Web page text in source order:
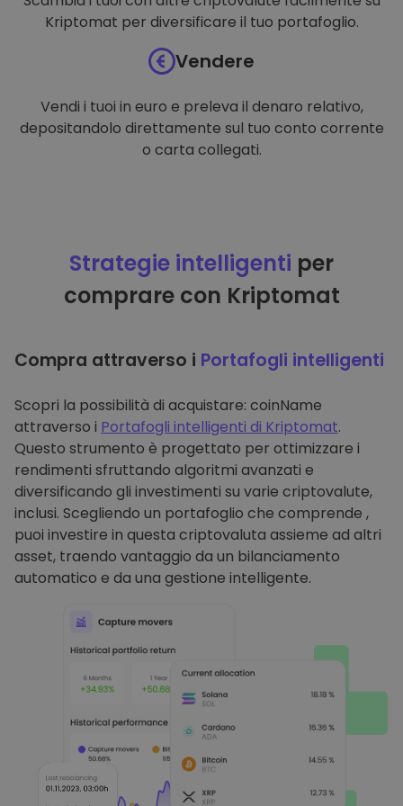
Kriptomat per diversificare il tuo portafoglio.
Vendere
Vendi i tuoi in euro e preleva il denaro relativo,
depositandolo direttamente sul tuo conto corrente
o carta collegati.
Strategie intelligenti per
comprare con Kriptomat
Compra attraverso i Portafogli intelligenti
Scopri la possibilità di acquistare: coinName
attraverso i Portafogli intelligenti di Kriptomat.
Questo strumento è progettato per ottimizzare i
rendimenti sfruttando algoritmi avanzati e
diversificando gli investimenti su varie criptovalute,
inclusi. Scegliendo un portafoglio che comprende ,
puoi investire in questa criptovaluta assieme ad altri
asset, traendo vantaggio da un bilanciamento
automatico e da una gestione intelligente.